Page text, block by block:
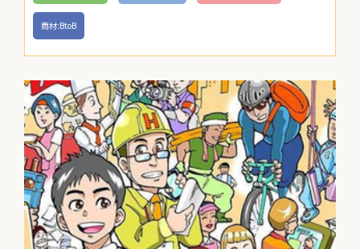
商材:BtoB